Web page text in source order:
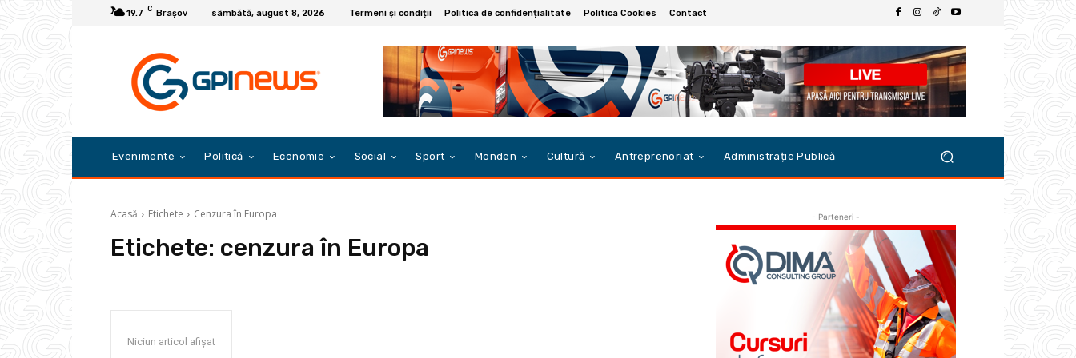
19.7 C Braşov sâmbătă, august 8, 2026 Termeni și condiții Politica de confidențialitate Politica Cookies Contact
Evenimente Politică Economie Social Sport Monden Cultură Antreprenoriat Administrație Publică
Acasă Etichete Cenzura în Europa
Etichete: cenzura în Europa
Niciun articol afișat
- Parteneri -